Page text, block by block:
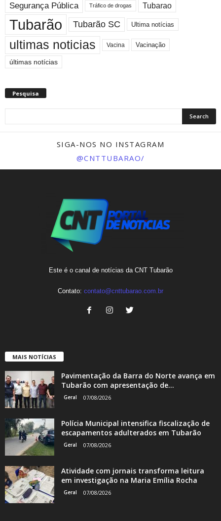
Segurança Pública Tráfico de drogas Tubarao
Tubarão Tubarão SC Ultima notícias
ultimas noticias Vacina Vacinação
últimas notícias
Pesquisa
SIGA-NOS NO INSTAGRAM
@CNTTUBARAO/
Este é o canal de notícias da CNT Tubarão
Contato: contato@cnttubarao.com.br
MAIS NOTÍCIAS
Pavimentação da Barra do Norte avança em
Tubarão com apresentação de...
Geral 07/08/2026
Polícia Municipal intensifica fiscalização de
escapamentos adulterados em Tubarão
Geral 07/08/2026
Atividade com jornais transforma leitura
em investigação na Maria Emília Rocha
Geral 07/08/2026